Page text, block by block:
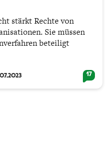
stärkt Rechte von
Sie müssen
beteiligt
17